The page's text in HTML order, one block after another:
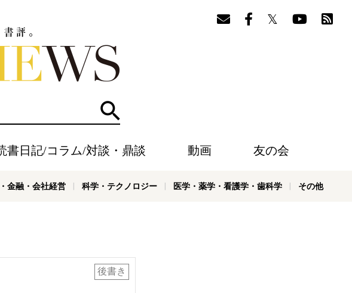
検索
書日記/コラム/対談・鼎談 動画 友の会
金融・会社経営 科学・テクノロジー 医学・薬学・看護学・歯科学 その他
後書き